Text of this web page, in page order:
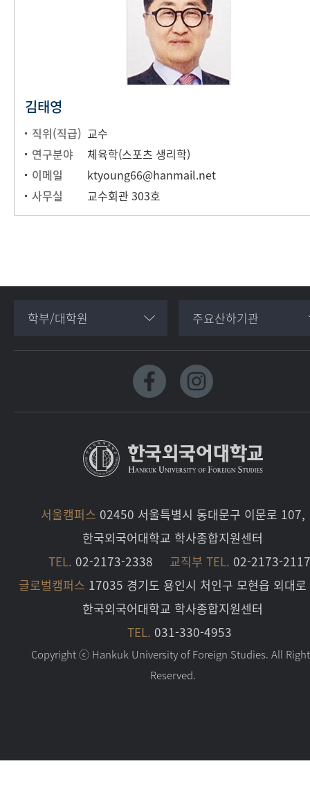
김태영
직위(직급) 교수
연구분야
체육학(스포츠 생리학)
이메일
ktyoung66@hanmail.net
사무실
교수회관 303호
학부/대학원 주요산하기관
서울캠퍼스 02450 서울특별시 동대문구 이문로 107,
한국외국어대학교 학사종합지원센터
TEL. 02-2173-2338 교직부 TEL. 02-2173-
글로벌캠퍼스 17035 경기도 용인시 처인구 모현읍 외대
한국외국어대학교 학사종합지원센터
TEL. 031-330-4953
Copyright ⓒ Hankuk University of Foreign Studies. All
Reserved.